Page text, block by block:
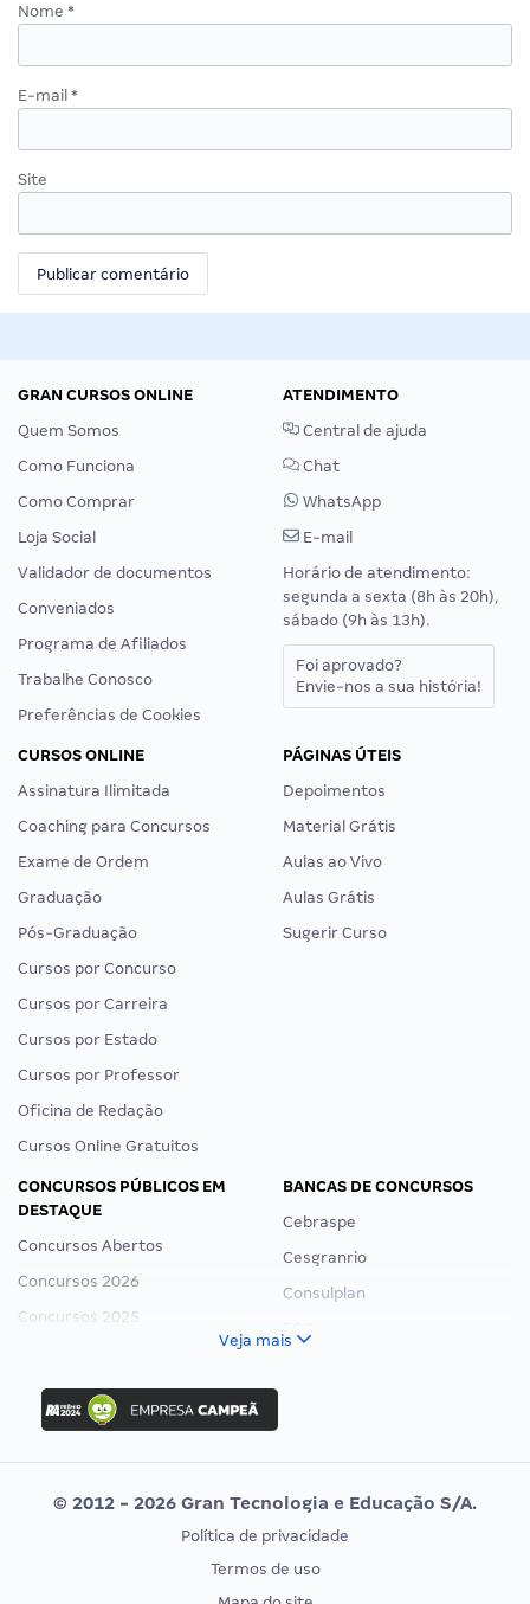
Nome *
E-mail *
Site
GRAN CURSOS ONLINE
Quem Somos
Como Funciona
Como Comprar
Loja Social
Validador de documentos
Conveniados
Programa de Afiliados
Trabalhe Conosco
Preferências de Cookies
ATENDIMENTO
Central de ajuda
Chat
WhatsApp
E-mail
Horário de atendimento:
segunda a sexta (8h às 20h),
sábado (9h às 13h).
Foi aprovado?
Envie-nos a sua história!
CURSOS ONLINE
Assinatura Ilimitada
Coaching para Concursos
Exame de Ordem
Graduação
Pós-Graduação
Cursos por Concurso
Cursos por Carreira
Cursos por Estado
Cursos por Professor
Oficina de Redação
Cursos Online Gratuitos
PÁGINAS ÚTEIS
Depoimentos
Material Grátis
Aulas ao Vivo
Aulas Grátis
Sugerir Curso
CONCURSOS PÚBLICOS EM
DESTAQUE
Concursos Abertos
Concursos 2026
Concursos 2025
Concurso Nacional Unificado
Concurso Ibama
Concurso MPU
Editais publicados
BANCAS DE CONCURSOS
Cebraspe
Cesgranrio
Consulplan
Vunesp
CONCURSOS POR PROFISSÃO
EXAME DE ORDEM
Veja mais
© 2012 - 2026 Gran Tecnologia e Educação S/A.
Política de privacidade
Termos de uso